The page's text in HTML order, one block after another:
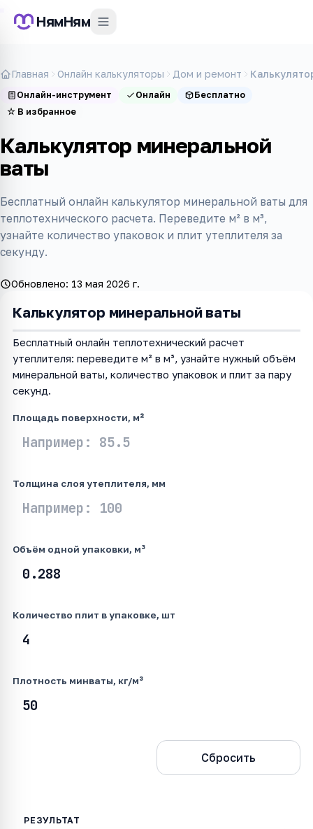
НямНям
Главная Онлайн калькуляторы Дом и ремонт
Онлайн-инструмент Онлайн
Бесплатно
☆ В избранное
Калькулятор минеральной
ваты
Бесплатный онлайн калькулятор минеральной ваты для
теплотехнического расчета. Переведите м² в м³,
узнайте количество упаковок и плит утеплителя за
секунду.
Обновлено: 13 мая 2026 г.
Калькулятор минеральной ваты
Бесплатный онлайн теплотехнический расчет
утеплителя: переведите м² в м³, узнайте нужный объём
минеральной ваты, количество упаковок и плит за пару
секунд.
Площадь поверхности, м²
Толщина слоя утеплителя, мм
Объём одной упаковки, м³
Количество плит в упаковке, шт
Плотность минваты, кг/м³
Сбросить